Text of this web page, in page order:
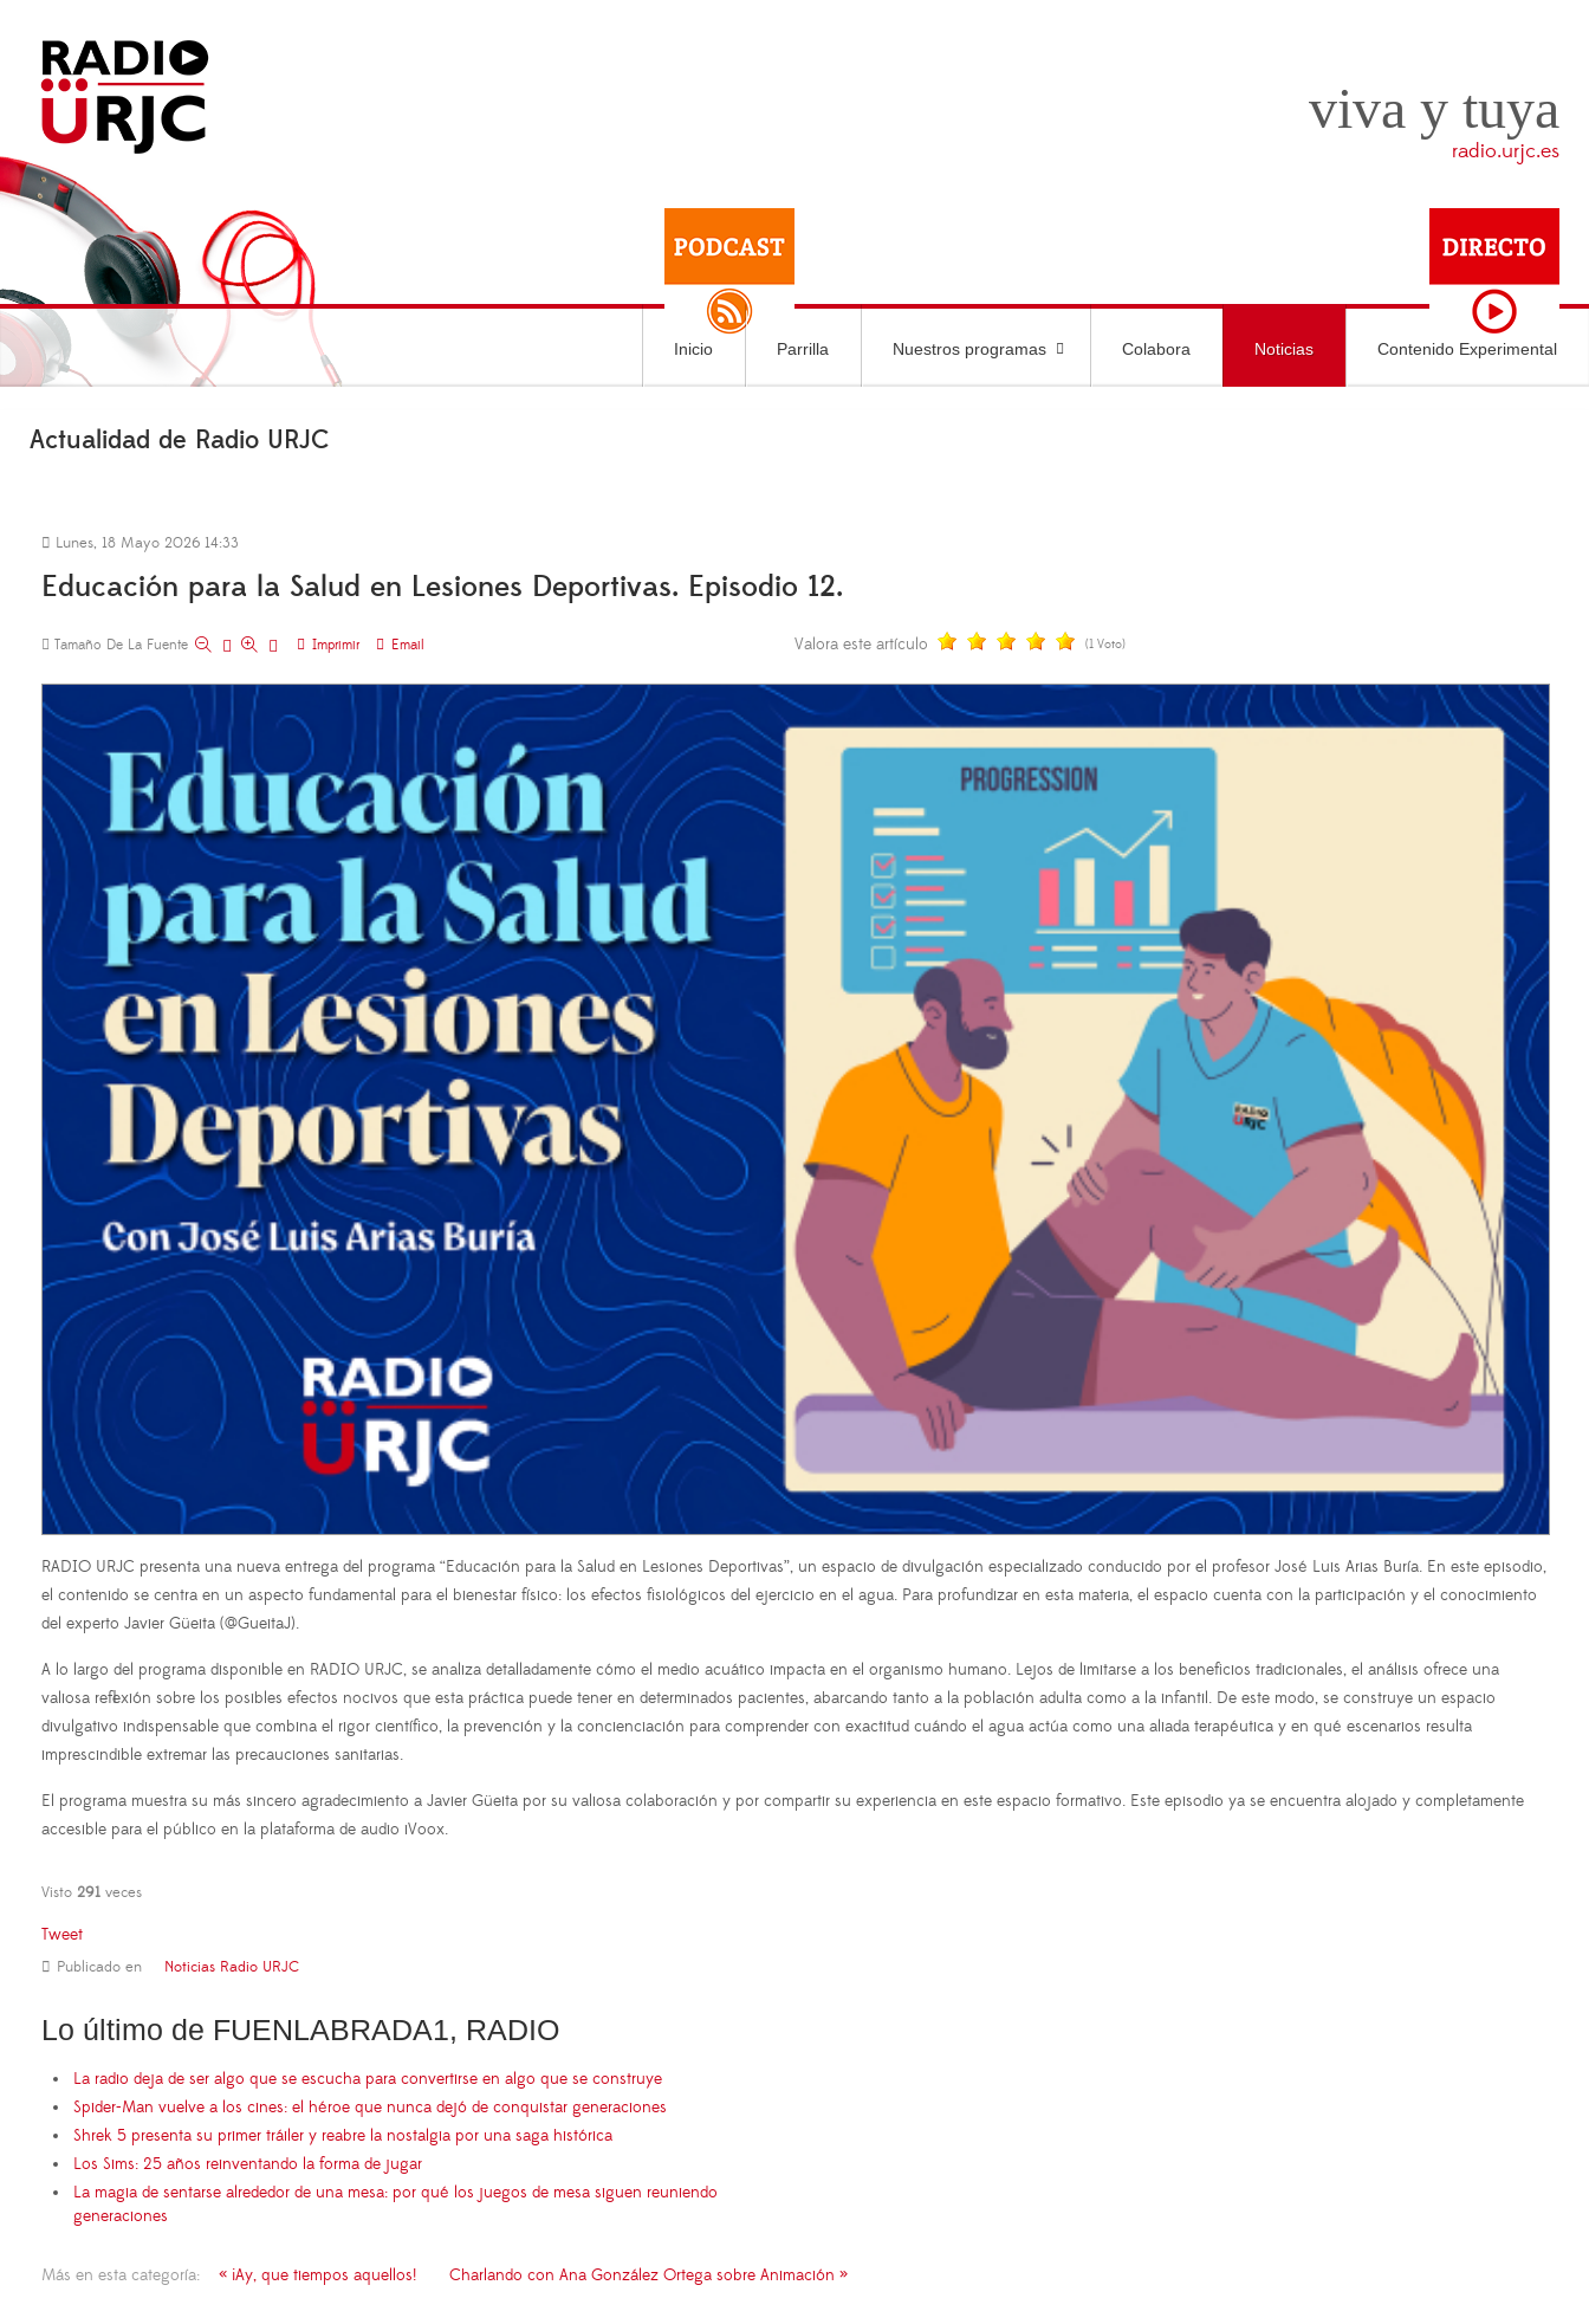
viva y tuya
radio.urjc.es
Inicio Parrilla Nuestros programas Colabora Noticias Contenido Experimental
Actualidad de Radio URJC
Lunes, 18 Mayo 2026 14:33
Educación para la Salud en Lesiones Deportivas. Episodio 12.
Tamaño De La Fuente Imprimir Email Valora este artículo (1 Voto)
RADIO URJC presenta una nueva entrega del programa “Educación para la Salud en Lesiones Deportivas”, un espacio de divulgación especializado conducido por el profesor José Luis Arias Buría. En este episodio,
el contenido se centra en un aspecto fundamental para el bienestar físico: los efectos fisiológicos del ejercicio en el agua. Para profundizar en esta materia, el espacio cuenta con la participación y el conocimiento
del experto Javier Güeita (@GueitaJ).
A lo largo del programa disponible en RADIO URJC, se analiza detalladamente cómo el medio acuático impacta en el organismo humano. Lejos de limitarse a los beneficios tradicionales, el análisis ofrece una
valiosa reflexión sobre los posibles efectos nocivos que esta práctica puede tener en determinados pacientes, abarcando tanto a la población adulta como a la infantil. De este modo, se construye un espacio
divulgativo indispensable que combina el rigor científico, la prevención y la concienciación para comprender con exactitud cuándo el agua actúa como una aliada terapéutica y en qué escenarios resulta
imprescindible extremar las precauciones sanitarias.
El programa muestra su más sincero agradecimiento a Javier Güeita por su valiosa colaboración y por compartir su experiencia en este espacio formativo. Este episodio ya se encuentra alojado y completamente
accesible para el público en la plataforma de audio iVoox.
Visto 291 veces
Tweet
Publicado en Noticias Radio URJC
Lo último de FUENLABRADA1, RADIO
La radio deja de ser algo que se escucha para convertirse en algo que se construye
Spider-Man vuelve a los cines: el héroe que nunca dejó de conquistar generaciones
Shrek 5 presenta su primer tráiler y reabre la nostalgia por una saga histórica
Los Sims: 25 años reinventando la forma de jugar
La magia de sentarse alrededor de una mesa: por qué los juegos de mesa siguen reuniendo
generaciones
Más en esta categoría: « ¡Ay, que tiempos aquellos! Charlando con Ana González Ortega sobre Animación »